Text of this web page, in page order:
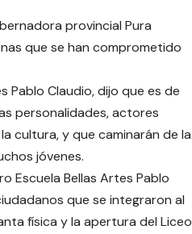
provincial Pura
que se han comprometido
Pablo Claudio, dijo que es de
personalidades, actores
cultura, y que caminarán de la
jóvenes.
Escuela Bellas Artes Pablo
que se integraron al
física y la apertura del Liceo